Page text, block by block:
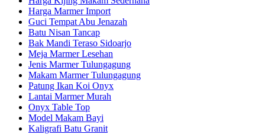
Harga Marmer Import
Guci Tempat Abu Jenazah
Batu Nisan Tancap
Bak Mandi Teraso Sidoarjo
Meja Marmer Lesehan
Jenis Marmer Tulungagung
Makam Marmer Tulungagung
Patung Ikan Koi Onyx
Lantai Marmer Murah
Onyx Table Top
Model Makam Bayi
Kaligrafi Batu Granit